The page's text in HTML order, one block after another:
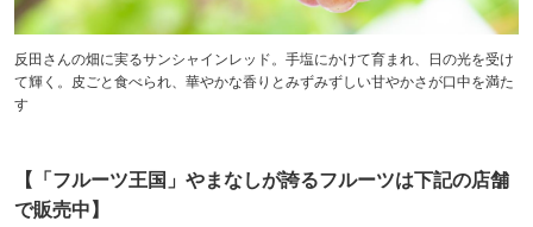
反田さんの畑に実るサンシャインレッド。手塩にかけて育まれ、日の光を受け
て輝く。皮ごと食べられ、華やかな香りとみずみずしい甘やかさが口中を満た
す
【「フルーツ王国」やまなしが誇るフルーツは下記の店舗
で販売中】